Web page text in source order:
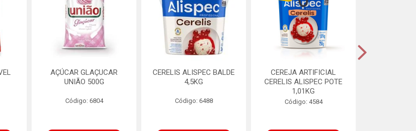
AÇÚCAR GLAÇUCAR
UNIÃO 500G
Código: 6804
CERELIS ALISPEC BALDE
4,5KG
Código: 6488
CEREJA ARTIFICIAL
CERELIS ALISPEC POTE
1,01KG
Código: 4584